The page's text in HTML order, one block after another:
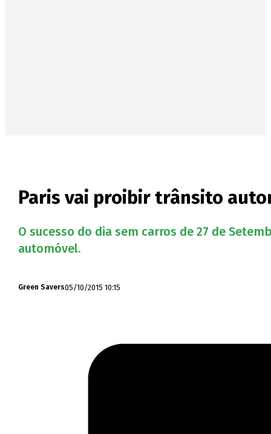
Paris vai proibir trânsito
O sucesso do dia sem carros de 27 de
automóvel.
Green Savers05/10/2015 10:15